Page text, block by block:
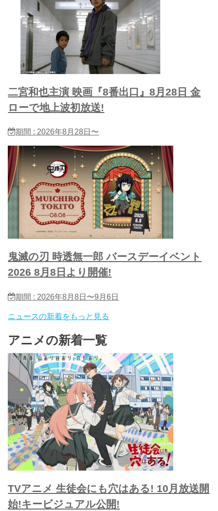
二宮和也主演 映画『8番出口』8月28日 金
ローで地上波初放送!
期間 : 2026年8月28日〜
鬼滅の刃 時透無一郎 バースデーイベント
2026 8月8日より開催!
期間 : 2026年8月8日〜9月6日
ニュースの新着をもっと見る
アニメの新着一覧
TVアニメ 生徒会にも穴はある! 10月放送開
始!キービジュアル公開!